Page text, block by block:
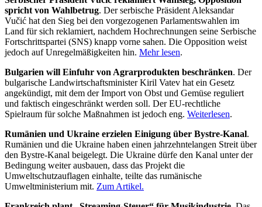
spricht von Wahlbetrug. Der serbische Präsident Aleksandar
Vučić hat den Sieg bei den vorgezogenen Parlamentswahlen im
Land für sich reklamiert, nachdem Hochrechnungen seine Serbische
Fortschrittspartei (SNS) knapp vorne sahen. Die Opposition weist
jedoch auf Unregelmäßigkeiten hin. Mehr lesen.
Bulgarien will Einfuhr von Agrarprodukten beschränken. Der
bulgarische Landwirtschaftsminister Kiril Vatev hat ein Gesetz
angekündigt, mit dem der Import von Obst und Gemüse reguliert
und faktisch eingeschränkt werden soll. Der EU-rechtliche
Spielraum für solche Maßnahmen ist jedoch eng. Weiterlesen.
Rumänien und Ukraine erzielen Einigung über Bystre-Kanal.
Rumänien und die Ukraine haben einen jahrzehntelangen Streit über
den Bystre-Kanal beigelegt. Die Ukraine dürfe den Kanal unter der
Bedingung weiter ausbauen, dass das Projekt die
Umweltschutzauflagen einhalte, teilte das rumänische
Umweltministerium mit. Zum Artikel.